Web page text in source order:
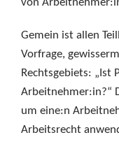
von
Gemein ist allen
Vorfrage,
Rechtsgebiets: „Ist
Arbeitnehmer:in?“
um eine:n
Arbeitsrecht